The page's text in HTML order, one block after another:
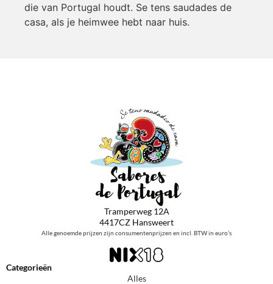
die van Portugal houdt. Se tens saudades de
casa, als je heimwee hebt naar huis.
Tramperweg 12A
4417CZ Hansweert
Alle genoemde prijzen zijn consumentenprijzen en incl. BTW in euro’s
Categorieën
Alles